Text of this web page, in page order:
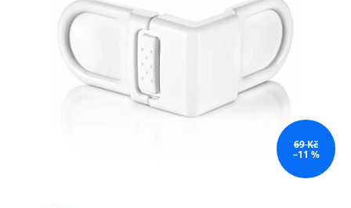
hvězdiček.
69 Kč
–11 %